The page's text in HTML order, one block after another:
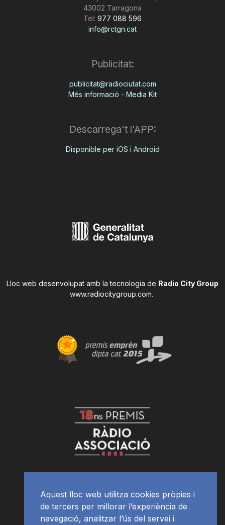
43002 Tarragona
Tel: 977 088 596
info@rctgn.cat
Publicitat:
publicitat@radiociutat.com
Més informació - Media Kit
Descarrega't l'APP:
Disponible per iOS i Android
Lloc web desenvolupat amb la tecnologia de Radio City Group
www.radiocitygroup.com.
Aquest lloc web utilitza cookies pròpies i
de tercers per millorar l’experiència de
navegació, analitzar l’ús del servei i